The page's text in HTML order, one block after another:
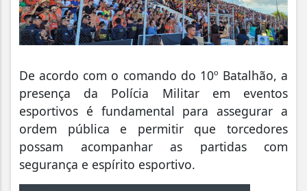
De acordo com o comando do 10º Batalhão, a
presença da Polícia Militar em eventos
esportivos é fundamental para assegurar a
ordem pública e permitir que torcedores
possam acompanhar as partidas com
segurança e espírito esportivo.